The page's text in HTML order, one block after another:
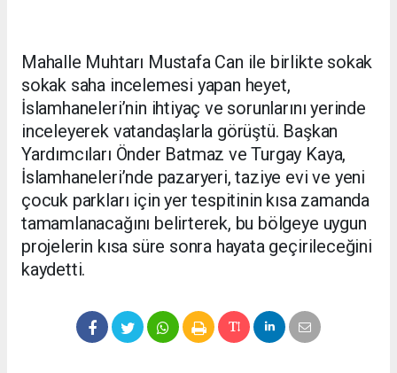
Mahalle Muhtarı Mustafa Can ile birlikte sokak
sokak saha incelemesi yapan heyet,
İslamhaneleri’nin ihtiyaç ve sorunlarını yerinde
inceleyerek vatandaşlarla görüştü. Başkan
Yardımcıları Önder Batmaz ve Turgay Kaya,
İslamhaneleri’nde pazaryeri, taziye evi ve yeni
çocuk parkları için yer tespitinin kısa zamanda
tamamlanacağını belirterek, bu bölgeye uygun
projelerin kısa süre sonra hayata geçirileceğini
kaydetti.